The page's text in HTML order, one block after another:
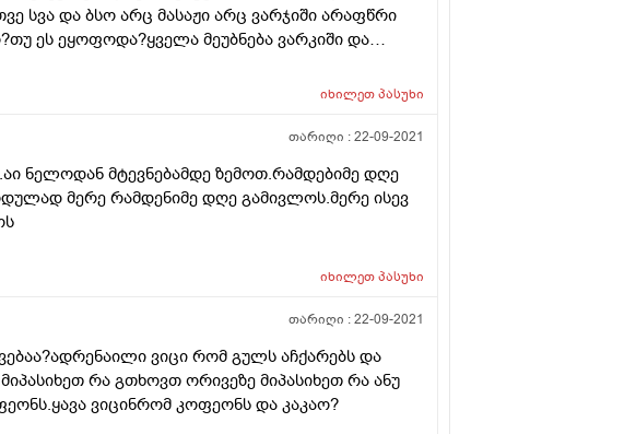
სვა და ბსო არც მასაჟი არც ვარჯიში არაფწრი
ეს ეყოფოდა?ყველა მეუბნება ვარკიში და
ვეღა წაიყვან ვერავისთან ახლა რადგან
იხილეთპასუხი
თარიღი :22-09-2021
ნელოდან მტევნებამდე ზემოთ.რამდებიმე დღე
მერე რამდენიმე დღე გამივლოს.მერე ისევ
იხილეთპასუხი
თარიღი :22-09-2021
ვიცი რომ გულს აჩქარებს და
რა გთხოვთ ორივეზე მიპასიხეთ რა ანუ
ვიცინრომ კოფეონს და კაკაო?